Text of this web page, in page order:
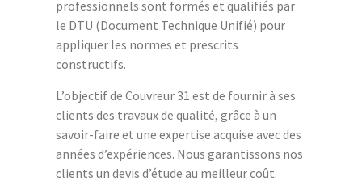
professionnels sont formés et qualifiés par
le DTU (Document Technique Unifié) pour
appliquer les normes et prescrits
constructifs.
L’objectif de Couvreur 31 est de fournir à ses
clients des travaux de qualité, grâce à un
savoir-faire et une expertise acquise avec des
années d’expériences. Nous garantissons nos
clients un devis d’étude au meilleur coût.